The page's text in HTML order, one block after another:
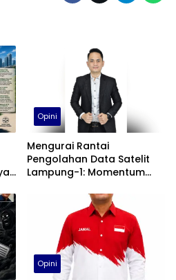
Opini
Mengurai Rantai
Pengolahan Data Satelit
Lampung-1: Momentum
Berbasis Data Geospasial
dan Tantangan Teknis,
Validasi AI, dan Nilai
Strategis bagi
Pembangunan Daerah
Opini